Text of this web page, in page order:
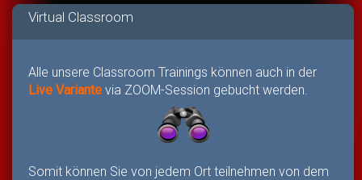
Virtual Classroom
Alle unsere Classroom Trainings können auch in der
Live Variante via ZOOM-Session gebucht werden.
Somit können Sie von jedem Ort teilnehmen von dem